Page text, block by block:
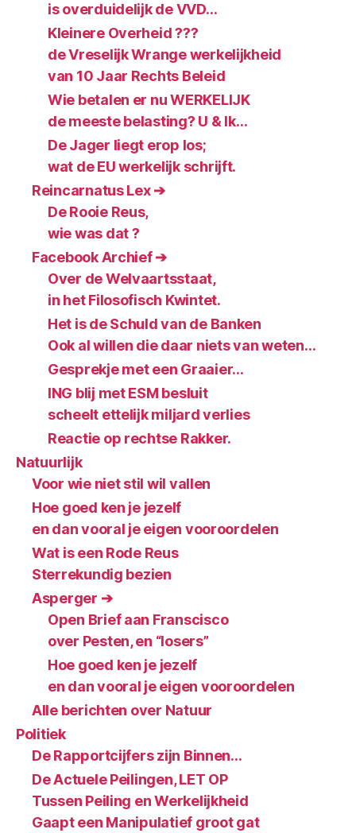
is overduidelijk de VVD…
Kleinere Overheid ???
de Vreselijk Wrange werkelijkheid
van 10 Jaar Rechts Beleid
Wie betalen er nu WERKELIJK
de meeste belasting? U & Ik…
De Jager liegt erop los;
wat de EU werkelijk schrijft.
Reincarnatus Lex ➔
De Rooie Reus,
wie was dat ?
Facebook Archief ➔
Over de Welvaartsstaat,
in het Filosofisch Kwintet.
Het is de Schuld van de Banken
Ook al willen die daar niets van weten…
Gesprekje met een Graaier…
ING blij met ESM besluit
scheelt ettelijk miljard verlies
Reactie op rechtse Rakker.
Natuurlijk
Voor wie niet stil wil vallen
Hoe goed ken je jezelf
en dan vooral je eigen vooroordelen
Wat is een Rode Reus
Sterrekundig bezien
Asperger ➔
Open Brief aan Franscisco
over Pesten, en “losers”
Hoe goed ken je jezelf
en dan vooral je eigen vooroordelen
Alle berichten over Natuur
Politiek
De Rapportcijfers zijn Binnen…
De Actuele Peilingen, LET OP
Tussen Peiling en Werkelijkheid
Gaapt een Manipulatief groot gat